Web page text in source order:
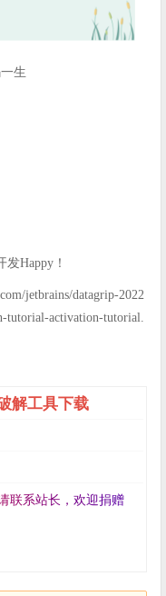
生
Happy！
jetbrains/datagrip-2022
tutorial-activation-tutorial.
解工具下载
联系站长 ，欢迎捐赠